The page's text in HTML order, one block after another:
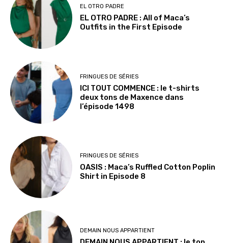
EL OTRO PADRE
EL OTRO PADRE : All of Maca’s
Outfits in the First Episode
FRINGUES DE SÉRIES
ICI TOUT COMMENCE : le t-shirts
deux tons de Maxence dans
l’épisode 1498
FRINGUES DE SÉRIES
OASIS : Maca’s Ruffled Cotton Poplin
Shirt in Episode 8
DEMAIN NOUS APPARTIENT